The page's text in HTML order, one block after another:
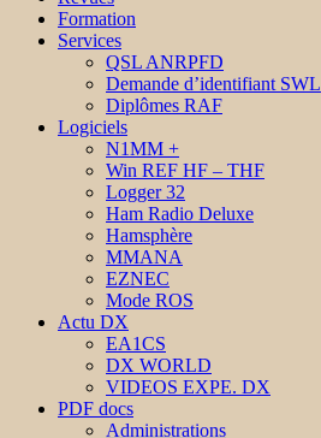
Formation
Services
QSL ANRPFD
Demande d’identifiant SWL
Diplômes RAF
Logiciels
N1MM +
Win REF HF – THF
Logger 32
Ham Radio Deluxe
Hamsphère
MMANA
EZNEC
Mode ROS
Actu DX
EA1CS
DX WORLD
VIDEOS EXPE. DX
PDF docs
Administrations